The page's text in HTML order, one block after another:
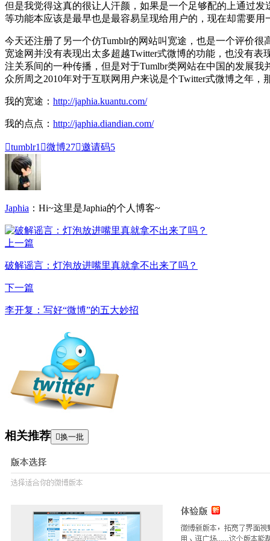
但是我觉得这真的很让人汗颜，如果是一个足够配的上通过
等功能本应该是最早也是最容易呈现给用户的，现在却需要
今天还注册了另一个仿Tumblr的网站叫宽途，也是一个评价
宽途网并没有表现出太多超越Twitter式微博的功能，也没有
注关系间的一种传播，但是对于Tumlbr类网站在中国的发展
众所周之2010年对于互联网用户来说是个Twitter式微博之年，
我的宽途： http://japhia.kuantu.com/
我的点点： http://japhia.diandian.com/
tumblr1 微博27邀请码5
Japhia ：Hi~这里是Japhia的个人博客~
上一篇
破解谣言：灯泡放进嘴里真就拿不出来了吗？
下一篇
李开复：写好“微博”的五大妙招
相关推荐 换一批